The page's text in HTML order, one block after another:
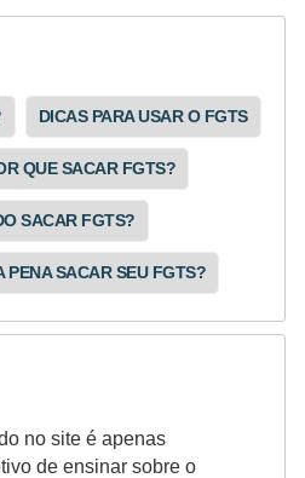
DICAS PARA USAR O FGTS
QUE SACAR FGTS?
SACAR FGTS?
PENA SACAR SEU FGTS?
no site é apenas
de ensinar sobre o